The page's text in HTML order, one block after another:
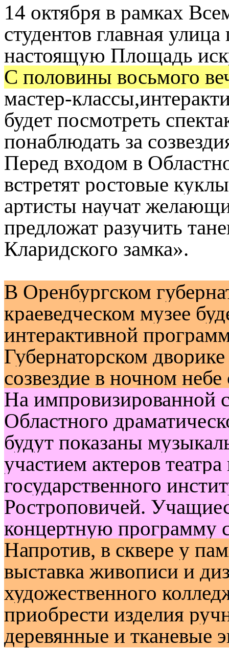
14 октября в рамках
студентов главная
настоящую Площадь
С половины восьмого
мастер-
будет посмотреть
понаблюдать за
Перед входом в
встретят ростовые
артисты научат
предложат разучить
Кларидского замка».
В Оренбургском
краеведческом музее
интерактивной
Губернаторском
созвездие в ночном
На импровизированной
Областного
будут показаны
участием актеров
государственного
Ростроповичей.
концертную программу
Напротив, в сквере у
выставка живописи и
художественного
приобрести изделия
деревянные и тканевые